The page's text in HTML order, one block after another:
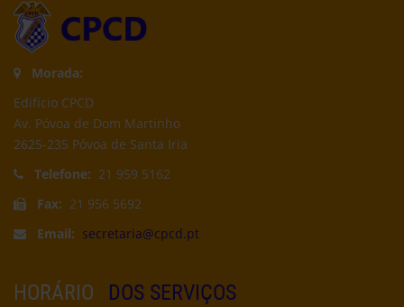
Morada:
Edifício CPCD
Av. Póvoa de Dom Martinho
2625-235 Póvoa de Santa Iria
Telefone: 21 959 5162
Fax: 21 956 5692
Email: secretaria@cpcd.pt
HORÁRIO DOS SERVIÇOS